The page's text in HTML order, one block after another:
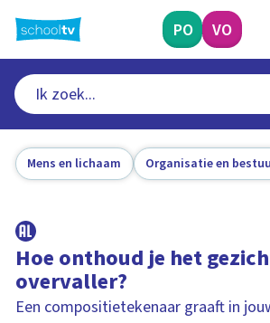
naar
hoofdinhoud
PO VO
Mens en lichaam Organisatie en
Hoe onthoud je het
overvaller?
Een compositietekenaar graaft in